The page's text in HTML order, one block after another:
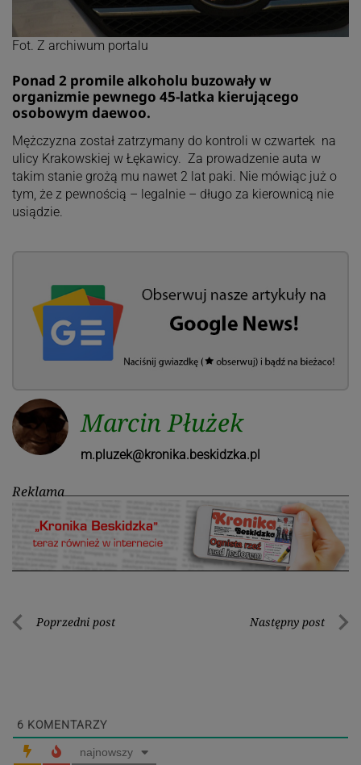
Fot. Z archiwum portalu
Ponad 2 promile alkoholu buzowały w
organizmie pewnego 45-latka kierującego
osobowym daewoo.
Mężczyzna został zatrzymany do kontroli w czwartek na
ulicy Krakowskiej w Łękawicy. Za prowadzenie auta w
takim stanie grożą mu nawet 2 lat paki. Nie mówiąc już o
tym, że z pewnością – legalnie – długo za kierownicą nie
usiądzie.
Marcin Płużek
m.pluzek@kronika.beskidzka.pl
Reklama
Nawigacja
Poprzedni post Następny post
6 KOMENTARZY
najnowszy